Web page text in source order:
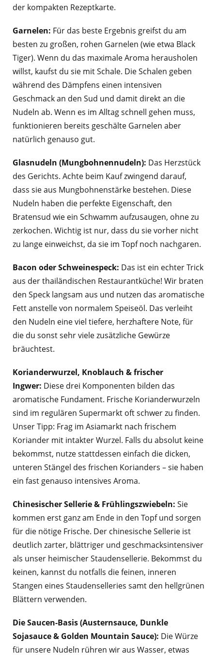
der kompakten Rezeptkarte.
Garnelen: Für das beste Ergebnis greifst du am
besten zu großen, rohen Garnelen (wie etwa Black
Tiger). Wenn du das maximale Aroma herausholen
willst, kaufst du sie mit Schale. Die Schalen geben
während des Dämpfens einen intensiven
Geschmack an den Sud und damit direkt an die
Nudeln ab. Wenn es im Alltag schnell gehen muss,
funktionieren bereits geschälte Garnelen aber
natürlich genauso gut.
Glasnudeln (Mungbohnennudeln): Das Herzstück
des Gerichts. Achte beim Kauf zwingend darauf,
dass sie aus Mungbohnenstärke bestehen. Diese
Nudeln haben die perfekte Eigenschaft, den
Bratensud wie ein Schwamm aufzusaugen, ohne zu
zerkochen. Wichtig ist nur, dass du sie vorher nicht
zu lange einweichst, da sie im Topf noch nachgaren.
Bacon oder Schweinespeck: Das ist ein echter Trick
aus der thailändischen Restaurantküche! Wir braten
den Speck langsam aus und nutzen das aromatische
Fett anstelle von normalem Speiseöl. Das verleiht
den Nudeln eine viel tiefere, herzhaftere Note, für
die du sonst sehr viele zusätzliche Gewürze
bräuchtest.
Korianderwurzel, Knoblauch & frischer
Ingwer: Diese drei Komponenten bilden das
aromatische Fundament. Frische Korianderwurzeln
sind im regulären Supermarkt oft schwer zu finden.
Unser Tipp: Frag im Asiamarkt nach frischem
Koriander mit intakter Wurzel. Falls du absolut keine
bekommst, nutze stattdessen einfach die dicken,
unteren Stängel des frischen Korianders – sie haben
ein fast genauso intensives Aroma.
Chinesischer Sellerie & Frühlingszwiebeln: Sie
kommen erst ganz am Ende in den Topf und sorgen
für die nötige Frische. Der chinesische Sellerie ist
deutlich zarter, blättriger und geschmacksintensiver
als unser heimischer Staudensellerie. Bekommst du
keinen, kannst du notfalls die feinen, inneren
Stangen eines Staudenselleries samt den hellgrünen
Blättern verwenden.
Die Saucen-Basis (Austernsauce, Dunkle
Sojasauce & Golden Mountain Sauce): Die Würze
für unsere Nudeln rühren wir aus Wasser, etwas